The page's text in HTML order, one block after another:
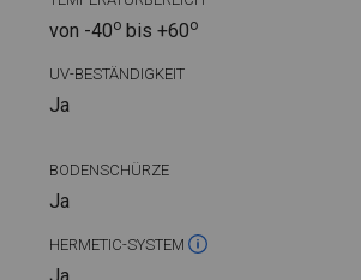
von -40obis +60o
UV-BESTÄNDIGKEIT
Ja
BODENSCHÜRZE
Ja
HERMETIC-SYSTEM